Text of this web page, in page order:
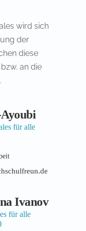
wird sich
der
diese
an die
für alle
Ivanov
für alle